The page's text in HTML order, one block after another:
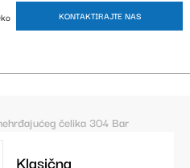
KONTAKTIRAJTE NAS
čelika 304 Bar
Klasična